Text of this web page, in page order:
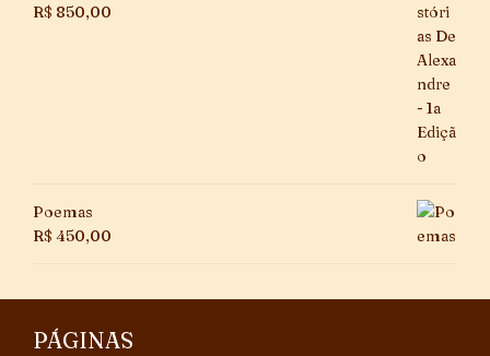
R$ 850,00
Poemas
R$ 450,00
PÁGINAS